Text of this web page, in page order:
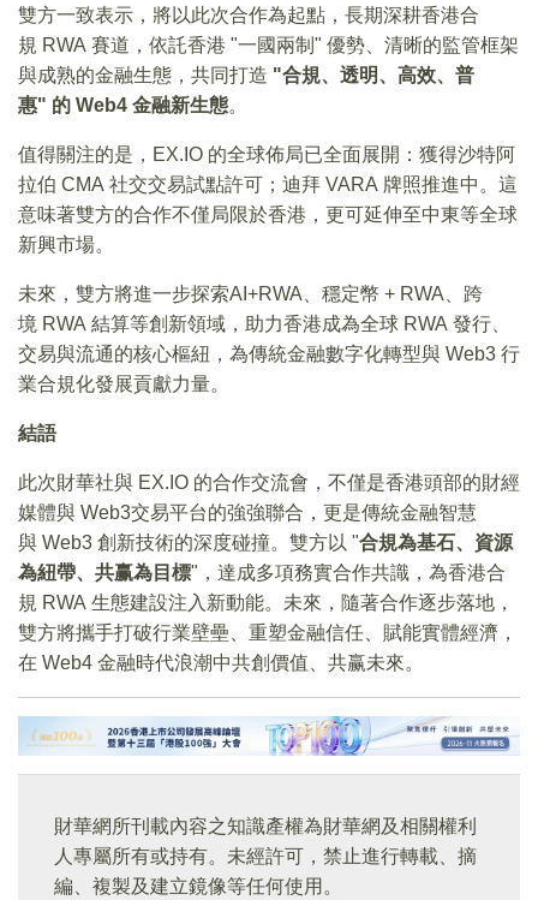
雙方一致表示，將以此次合作為起點，長期深耕香港合
規 RWA 賽道，依託香港 "一國兩制" 優勢、清晰的監管框架
與成熟的金融生態，共同打造 "合規、透明、高效、普
惠" 的 Web4 金融新生態。
值得關注的是，EX.IO 的全球佈局已全面展開：獲得沙特阿
拉伯 CMA 社交交易試點許可；迪拜 VARA 牌照推進中。這
意味著雙方的合作不僅局限於香港，更可延伸至中東等全球
新興市場。
未來，雙方將進一步探索AI+RWA、穩定幣 + RWA、跨
境 RWA 結算等創新領域，助力香港成為全球 RWA 發行、
交易與流通的核心樞紐，為傳統金融數字化轉型與 Web3 行
業合規化發展貢獻力量。
結語
此次財華社與 EX.IO 的合作交流會，不僅是香港頭部的財經
媒體與 Web3交易平台的強強聯合，更是傳統金融智慧
與 Web3 創新技術的深度碰撞。雙方以 "合規為基石、資源
為紐帶、共赢為目標"，達成多項務實合作共識，為香港合
規 RWA 生態建設注入新動能。未來，隨著合作逐步落地，
雙方將攜手打破行業壁壘、重塑金融信任、賦能實體經濟，
在 Web4 金融時代浪潮中共創價值、共赢未來。
財華網所刊載內容之知識產權為財華網及相關權利
人專屬所有或持有。未經許可，禁止進行轉載、摘
編、複製及建立鏡像等任何使用。